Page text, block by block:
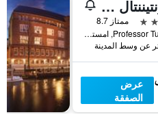
إنتركونتيننتال أمستل أمستردام
ممتاز 8.7
Professor Tulpplein 1, امستردام, مقاطعة شمال هولندا, هولندا
عرض
الصفقة